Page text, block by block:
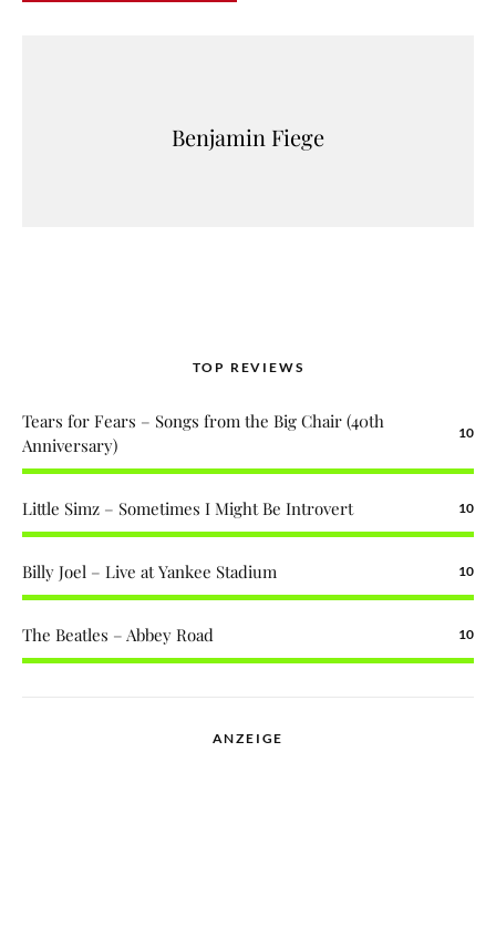
Benjamin Fiege
TOP REVIEWS
Tears for Fears – Songs from the Big Chair (40th
Anniversary)
10
Little Simz – Sometimes I Might Be Introvert 10
Billy Joel – Live at Yankee Stadium 10
The Beatles – Abbey Road 10
ANZEIGE